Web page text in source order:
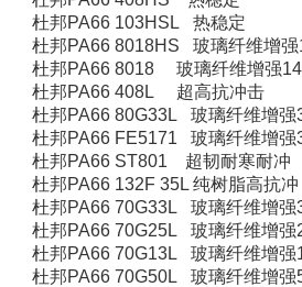
杜邦PA66 103HSL 热稳定
杜邦PA66 8018HS 玻璃纤维增强
杜邦PA66 8018 玻璃纤维增强
杜邦PA66 408L 超高抗冲击
杜邦PA66 80G33L 玻璃纤维增强
杜邦PA66 FE5171 玻璃纤维增强
杜邦PA66 ST801 超韧耐寒耐冲
杜邦PA66 132F 35L 纯树脂高抗冲
杜邦PA66 70G33L 玻璃纤维增强
杜邦PA66 70G25L 玻璃纤维增强
杜邦PA66 70G13L 玻璃纤维增强
杜邦PA66 70G50L 玻璃纤维增强